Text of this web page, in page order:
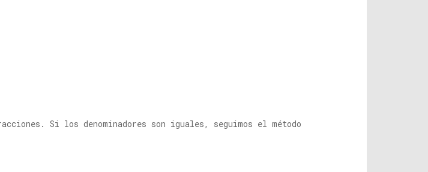
Si los denominadores son iguales, seguimos el método